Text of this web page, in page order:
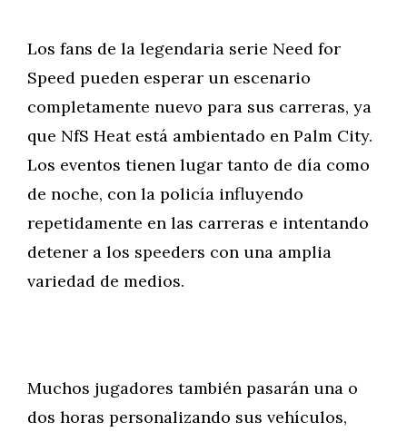
Los fans de la legendaria serie Need for
Speed pueden esperar un escenario
completamente nuevo para sus carreras, ya
que NfS Heat está ambientado en Palm City.
Los eventos tienen lugar tanto de día como
de noche, con la policía influyendo
repetidamente en las carreras e intentando
detener a los speeders con una amplia
variedad de medios.
Muchos jugadores también pasarán una o
dos horas personalizando sus vehículos,